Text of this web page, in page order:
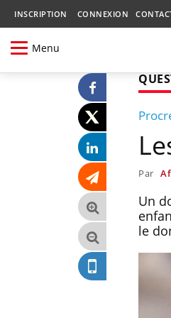
INSCRIPTION CONNEXION
Menu
Par
Un
le